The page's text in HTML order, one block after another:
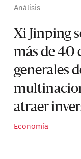
Análisis
Xi Jinping
más de 40
generales
atraer
Economía